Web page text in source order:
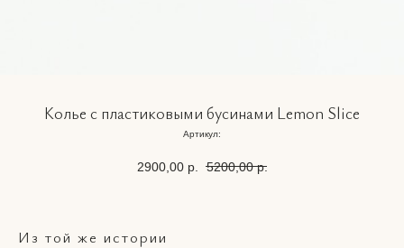
Колье с пластиковыми бусинами Lemon Slice
Артикул:
2900,00 р. 5200,00 р.
Из той же истории